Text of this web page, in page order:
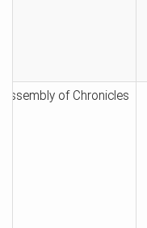
of Chronicles